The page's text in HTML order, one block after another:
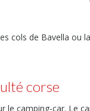
cols de Bavella ou
corse
le camping-car. Le